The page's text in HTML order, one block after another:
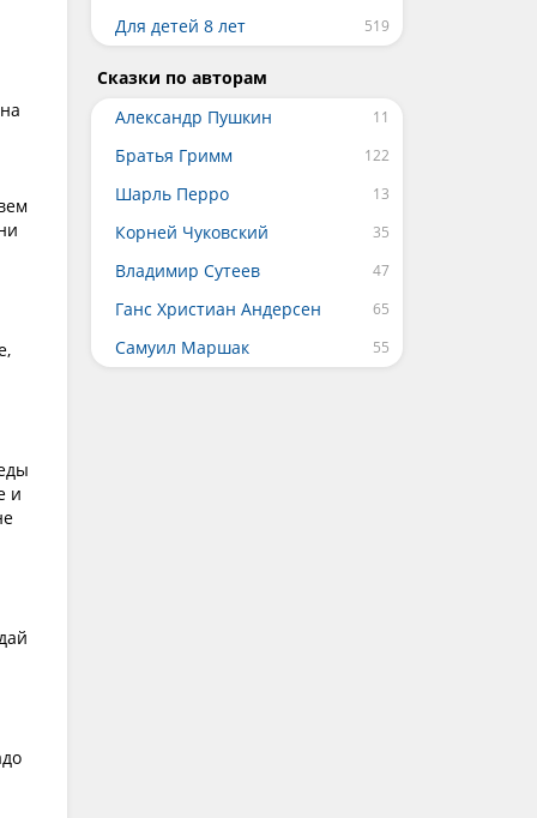
и
Для детей 8 лет
Сказки по авторам
Александр Пушкин
Братья Гримм
Шарль Перро
Корней Чуковский
Владимир Сутеев
Ганс Христиан Андерсен
Самуил Маршак